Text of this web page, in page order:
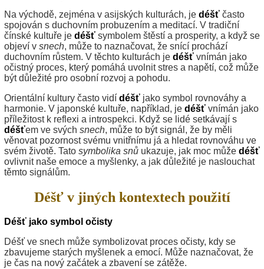
Na východě, zejména v asijských kulturách, je déšť často
spojován s duchovním probuzením a meditací. V tradiční
čínské kultuře je déšť symbolem štěstí a prosperity, a když se
objeví v snech, může to naznačovat, že snící prochází
duchovním růstem. V těchto kulturách je déšť vnímán jako
očistný proces, který pomáhá uvolnit stres a napětí, což může
být důležité pro osobní rozvoj a pohodu.
Orientální kultury často vidí déšť jako symbol rovnováhy a
harmonie. V japonské kultuře, například, je déšť vnímán jako
příležitost k reflexi a introspekci. Když se lidé setkávají s
déšťem ve svých snech, může to být signál, že by měli
věnovat pozornost svému vnitřnímu já a hledat rovnováhu ve
svém životě. Tato symbolika snů ukazuje, jak moc může déšť
ovlivnit naše emoce a myšlenky, a jak důležité je naslouchat
těmto signálům.
Déšť v jiných kontextech použití
Déšť jako symbol očisty
Déšť ve snech může symbolizovat proces očisty, kdy se
zbavujeme starých myšlenek a emocí. Může naznačovat, že
je čas na nový začátek a zbavení se zátěže.